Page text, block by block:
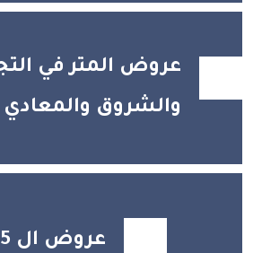
عروض المتر في
والشروق والمعادي
عروض ال 65 متر